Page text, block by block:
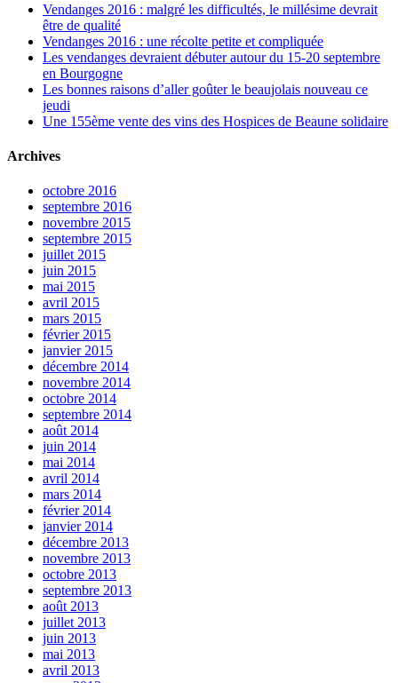
Vendanges 2016 : malgré les difficultés, le millésime devrait
être de qualité
Vendanges 2016 : une récolte petite et compliquée
Les vendanges devraient débuter autour du 15-20 septembre
en Bourgogne
Les bonnes raisons d’aller goûter le beaujolais nouveau ce
jeudi
Une 155ème vente des vins des Hospices de Beaune solidaire
Archives
octobre 2016
septembre 2016
novembre 2015
septembre 2015
juillet 2015
juin 2015
mai 2015
avril 2015
mars 2015
février 2015
janvier 2015
décembre 2014
novembre 2014
octobre 2014
septembre 2014
août 2014
juin 2014
mai 2014
avril 2014
mars 2014
février 2014
janvier 2014
décembre 2013
novembre 2013
octobre 2013
septembre 2013
août 2013
juillet 2013
juin 2013
mai 2013
avril 2013